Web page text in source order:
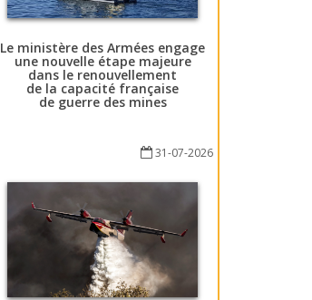
Le ministère des Armées engage
une nouvelle étape majeure
dans le renouvellement
de la capacité française
de guerre des mines
31-07-2026